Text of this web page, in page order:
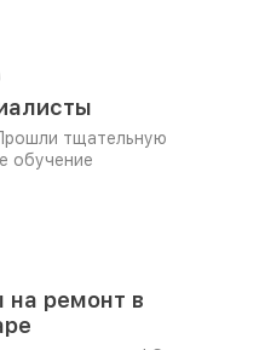
тщательную
обучение
ремонт в